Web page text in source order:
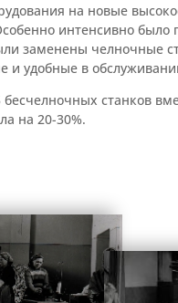
на новые
интенсивно было
заменены челночные
и удобные в
бесчелночных станков
на 20-30%.